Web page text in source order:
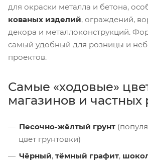
для окраски металла и бетона,
кованых изделий, ограждений,
декора и металлоконструкций.
самый удобный для розницы и
проектов.
Самые «ходовые»
магазинов и частных
Песочно-жёлтый грунт
цвет грунтовки)
Чёрный, тёмный графит,